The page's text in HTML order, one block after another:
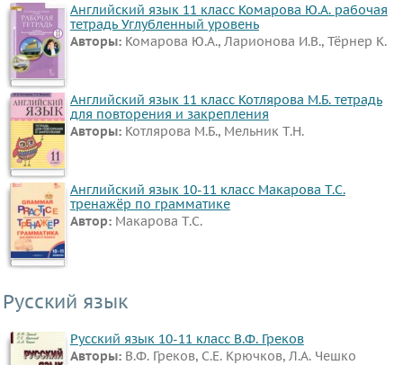
Английский язык 11 класс Комарова Ю.А. рабочая
тетрадь Углубленный уровень
Авторы: Комарова Ю.А., Ларионова И.В., Тёрнер К.
Английский язык 11 класс Котлярова М.Б. тетрадь
для повторения и закрепления
Авторы: Котлярова М.Б., Мельник Т.Н.
Английский язык 10-11 класс Макарова Т.С.
тренажёр по грамматике
Автор: Макарова Т.С.
Русский язык
Русский язык 10-11 класс В.Ф. Греков
Авторы: В.Ф. Греков, С.Е. Крючков, Л.А. Чешко